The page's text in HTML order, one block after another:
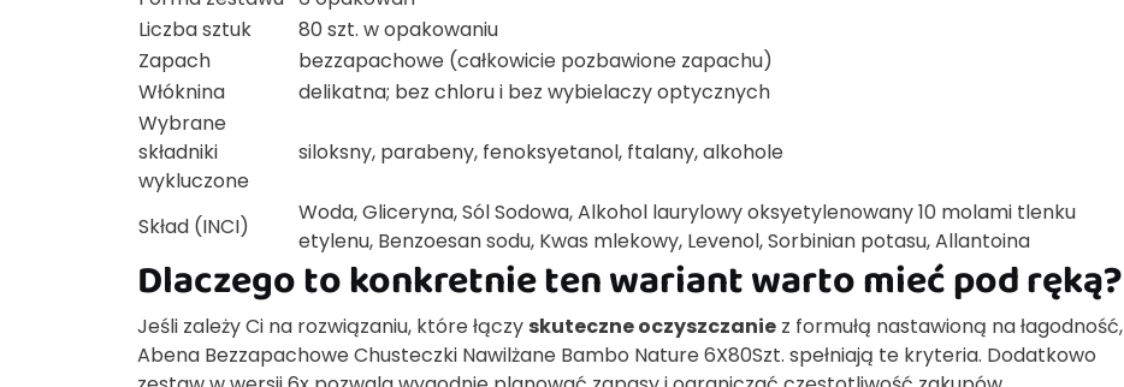
Liczba sztuk
80 szt. w opakowaniu
Zapach
bezzapachowe (całkowicie pozbawione zapachu)
Włóknina
delikatna; bez chloru i bez wybielaczy optycznych
Wybrane
składniki
wykluczone
siloksny, parabeny, fenoksyetanol, ftalany, alkohole
Skład (INCI)
Woda, Gliceryna, Sól Sodowa, Alkohol laurylowy oksyetylenowany 10 molami tlenku
etylenu, Benzoesan sodu, Kwas mlekowy, Levenol, Sorbinian potasu, Allantoina
Dlaczego to konkretnie ten wariant warto mieć pod ręką?
Jeśli zależy Ci na rozwiązaniu, które łączy skuteczne oczyszczanie z formułą nastawioną na łagodność,
Abena Bezzapachowe Chusteczki Nawilżane Bambo Nature 6X80Szt. spełniają te kryteria. Dodatkowo